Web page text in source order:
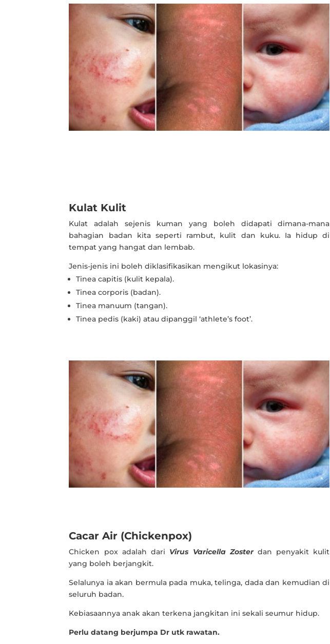
Kulat Kulit
Kulat adalah sejenis kuman yang boleh didapati dimana-mana
bahagian badan kita seperti rambut, kulit dan kuku. Ia hidup di
tempat yang hangat dan lembab.
Jenis-jenis ini boleh diklasifikasikan mengikut lokasinya:
Tinea capitis (kulit kepala).
Tinea corporis (badan).
Tinea manuum (tangan).
Tinea pedis (kaki) atau dipanggil ‘athlete’s foot’.
Cacar Air (Chickenpox)
Chicken pox adalah dari Virus Varicella Zosterdan penyakit kulit
yang boleh berjangkit.
Selalunya ia akan bermula pada muka, telinga, dada dan kemudian di
seluruh badan.
Kebiasaannya anak akan terkena jangkitan ini sekali seumur hidup.
Perlu datang berjumpa Dr utk rawatan.